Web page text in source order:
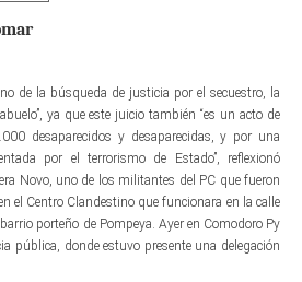
de la búsqueda de justicia por el secuestro, la
ya que este juicio también “es un acto de
desaparecidos y desaparecidas, y por una
por el terrorismo de Estado”, reflexionó
Novo, uno de los militantes del PC que fueron
el Centro Clandestino que funcionara en la calle
porteño de Pompeya. Ayer en Comodoro Py
pública, donde estuvo presente una delegación